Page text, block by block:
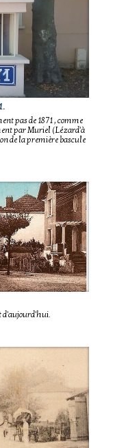
pas de 1871 , comme
par Muriel (Lézard'à
de la première bascule
d'aujourd'hui.